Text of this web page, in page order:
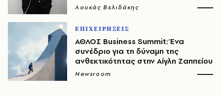
Λουκάς Βελιδάκης
ΕΠΙΧΕΙΡΗΣΕΙΣ
ΑΘΛΟΣ Business Summit: Ένα
συνέδριο για τη δύναμη της
ανθεκτικότητας στην Αίγλη Ζαππείου
Newsroom